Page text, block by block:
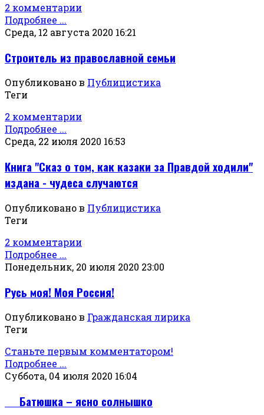
2 комментарии
Подробнее ...
Среда, 12 августа 2020 16:21
Строитель из православной семьи
Опубликовано в Публицистика
Теги
2 комментарии
Подробнее ...
Среда, 22 июля 2020 16:53
Книга "Сказ о том, как казаки за Правдой ходили"
издана - чудеса случаются
Опубликовано в Публицистика
Теги
2 комментарии
Подробнее ...
Понедельник, 20 июля 2020 23:00
Русь моя! Моя Россия!
Опубликовано в Гражданская лирика
Теги
Станьте первым комментатором!
Подробнее ...
Суббота, 04 июля 2020 16:04
Батюшка – ясно солнышко